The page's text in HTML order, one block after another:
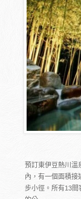
預訂東伊豆熱川溫
內，有一個面積接
步小徑。所有13間